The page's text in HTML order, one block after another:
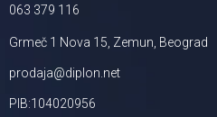
063 379 116
Grmeč 1 Nova 15, Zemun, Beograd
prodaja@diplon.net
PIB:104020956